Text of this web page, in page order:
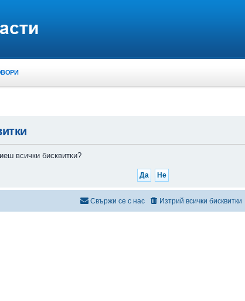
всички бисквитки?
Изтрий всички бисквитки
Свържи се с нас